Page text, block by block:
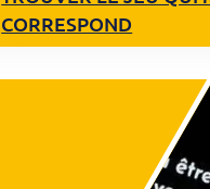
CORRESPOND